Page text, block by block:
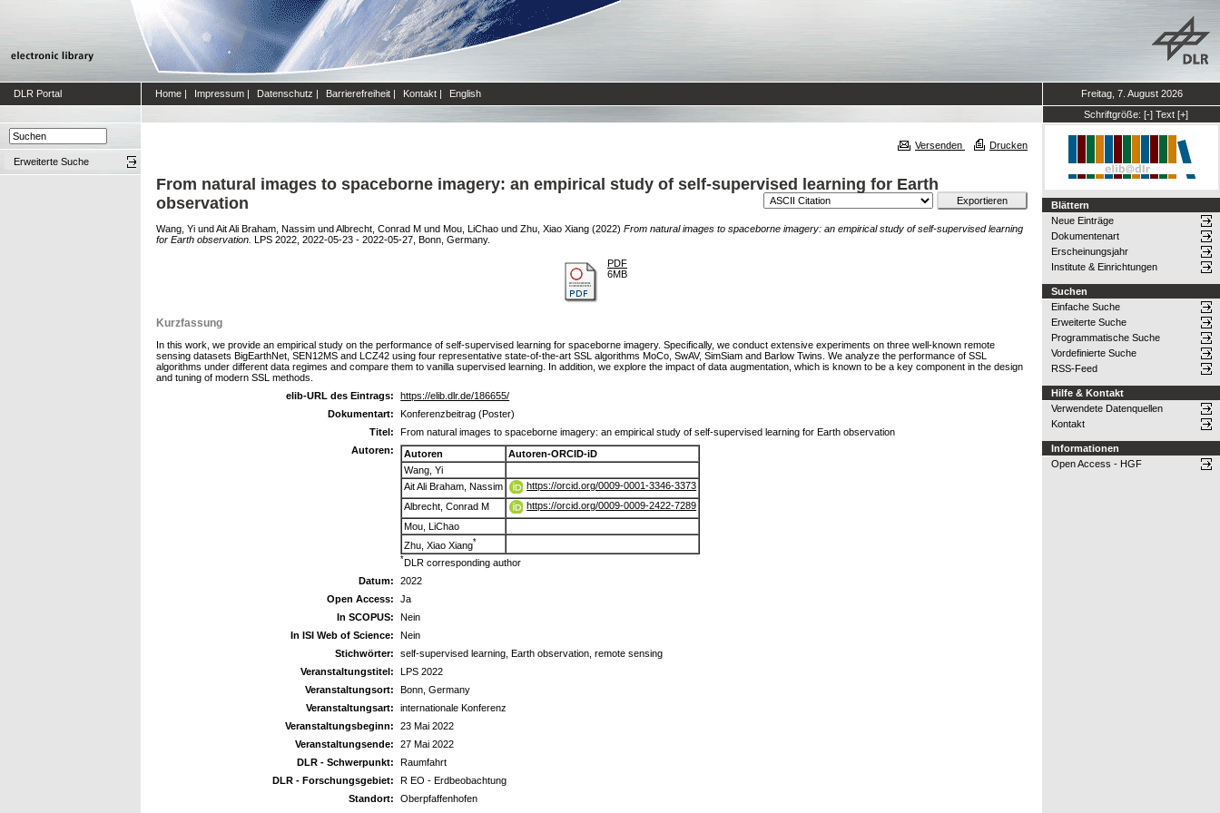
DLR Portal Home | Impressum | Datenschutz | Barrierefreiheit | Kontakt | English
Freitag, 7. August 2026
Schriftgröße: [-] Text [+]
Erweiterte Suche
Versenden Drucken
From natural images to spaceborne imagery: an empirical study of self-supervised learning for Earth
observation
Wang, Yi undAit Ali Braham, Nassim undAlbrecht, Conrad M und Mou, LiChao und Zhu, Xiao Xiang (2022) From natural images to spaceborne imagery: an empirical study of self-supervised learning
for Earth observation. LPS 2022, 2022-05-23 - 2022-05-27, Bonn, Germany.
PDF
6MB
Kurzfassung
In this work, we provide an empirical study on the performance of self-supervised learning for spaceborne imagery. Specifically, we conduct extensive experiments on three well-known remote
sensing datasets BigEarthNet, SEN12MS and LCZ42 using four representative state-of-the-art SSL algorithms MoCo, SwAV, SimSiam and Barlow Twins. We analyze the performance of SSL
algorithms under different data regimes and compare them to vanilla supervised learning. In addition, we explore the impact of data augmentation, which is known to be a key component in the design
and tuning of modern SSL methods.
elib-URL des Eintrags:
https://elib.dlr.de/186655/
Dokumentart:
Konferenzbeitrag (Poster)
Titel:
From natural images to spaceborne imagery: an empirical study of self-supervised learning for Earth observation
Autoren:
Autoren
Autoren-ORCID-iD
Wang, Yi
Ait Ali Braham, Nassim
https://orcid.org/0009-0001-3346-3373
Albrecht, Conrad M
https://orcid.org/0009-0009-2422-7289
Mou, LiChao
Zhu, Xiao Xiang*
*DLR corresponding author
Datum:
2022
Open Access:
Ja
In SCOPUS:
Nein
In ISI Web of Science:
Nein
Stichwörter:
self-supervised learning, Earth observation, remote sensing
Veranstaltungstitel:
LPS 2022
Veranstaltungsort:
Bonn, Germany
Veranstaltungsart:
internationale Konferenz
Veranstaltungsbeginn:
23 Mai 2022
Veranstaltungsende:
27 Mai 2022
DLR - Schwerpunkt:
Raumfahrt
DLR - Forschungsgebiet:
R EO - Erdbeobachtung
Standort:
Oberpfaffenhofen
Blättern
Neue Einträge
Dokumentenart
Erscheinungsjahr
Institute & Einrichtungen
Suchen
Einfache Suche
Erweiterte Suche
Programmatische Suche
Vordefinierte Suche
RSS-Feed
Hilfe & Kontakt
Verwendete Datenquellen
Kontakt
Informationen
Open Access - HGF